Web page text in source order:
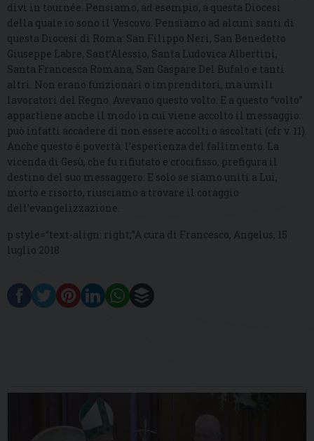
divi in tournée. Pensiamo, ad esempio, a questa Diocesi
della quale io sono il Vescovo. Pensiamo ad alcuni santi di
questa Diocesi di Roma: San Filippo Neri, San Benedetto
Giuseppe Labre, Sant’Alessio, Santa Ludovica Albertini,
Santa Francesca Romana, San Gaspare Del Bufalo e tanti
altri. Non erano funzionari o imprenditori, ma umili
lavoratori del Regno. Avevano questo volto. E a questo “volto”
appartiene anche il modo in cui viene accolto il messaggio:
può infatti accadere di non essere accolti o ascoltati (cfr v. 11).
Anche questo è povertà: l’esperienza del fallimento. La
vicenda di Gesù, che fu rifiutato e crocifisso, prefigura il
destino del suo messaggero. E solo se siamo uniti a Lui,
morto e risorto, riusciamo a trovare il coraggio
dell’evangelizzazione.
p style=“text-align: right;”A cura di Francesco, Angelus, 15
luglio 2018